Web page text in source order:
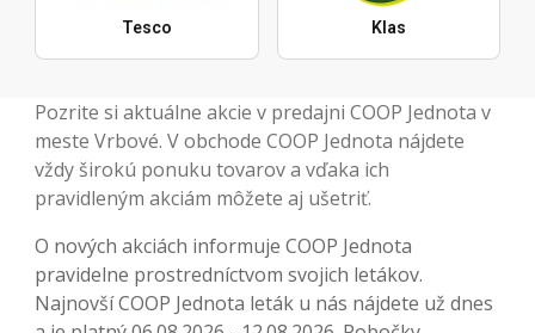
Tesco Klas
Pozrite si aktuálne akcie v predajni COOP Jednota v
meste Vrbové. V obchode COOP Jednota nájdete
vždy širokú ponuku tovarov a vďaka ich
pravidleným akciám môžete aj ušetriť.
O nových akciách informuje COOP Jednota
pravidelne prostredníctvom svojich letákov.
Najnovší COOP Jednota leták u nás nájdete už dnes